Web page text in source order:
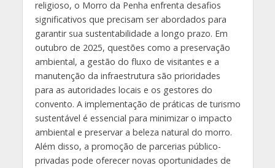
religioso, o Morro da Penha enfrenta desafios
significativos que precisam ser abordados para
garantir sua sustentabilidade a longo prazo. Em
outubro de 2025, questões como a preservação
ambiental, a gestão do fluxo de visitantes e a
manutenção da infraestrutura são prioridades
para as autoridades locais e os gestores do
convento. A implementação de práticas de turismo
sustentável é essencial para minimizar o impacto
ambiental e preservar a beleza natural do morro.
Além disso, a promoção de parcerias público-
privadas pode oferecer novas oportunidades de